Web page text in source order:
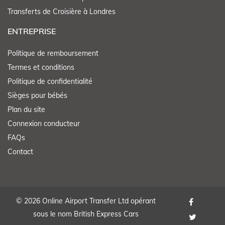
Transferts de Croisière à Londres
ENTREPRISE
Politique de remboursement
Termes et conditions
Politique de confidentialité
Sièges pour bébés
Plan du site
Connexion conducteur
FAQs
Contact
© 2026 Online Airport Transfer Ltd opérant
sous le nom British Express Cars